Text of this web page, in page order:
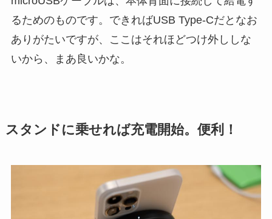
るためのものです。できればUSB Type-Cだとなお
ありがたいですが、ここはそれほどつけ外ししな
いから、まあ良いかな。
スタンドに乗せれば充電開始。便利！